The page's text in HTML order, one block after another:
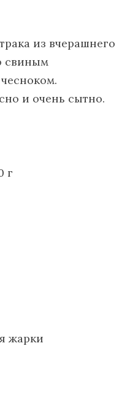
из вчерашнего
свиным
и очень сытно.
г
жарки